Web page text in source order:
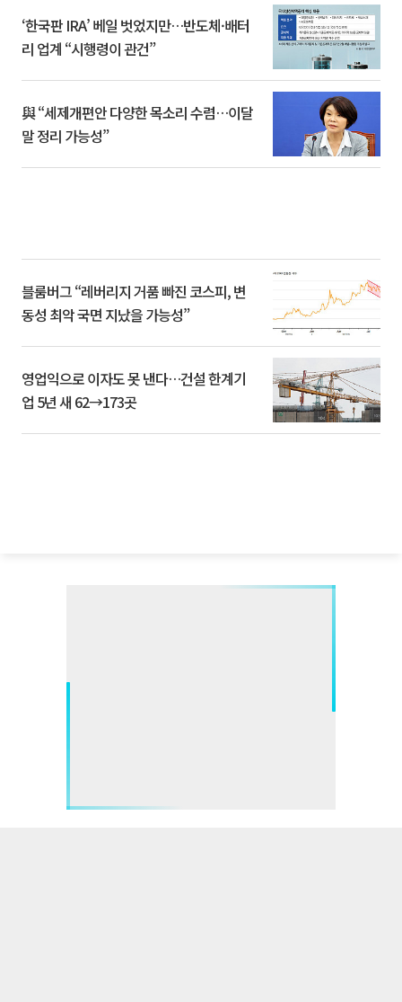
‘한국판 IRA’ 베일 벗었지만…반도체·배터
리 업계 “시행령이 관건”
與 “세제개편안 다양한 목소리 수렴…이달
말 정리 가능성”
블룸버그 “레버리지 거품 빠진 코스피, 변
동성 최악 국면 지났을 가능성”
영업익으로 이자도 못 낸다…건설 한계기
업 5년 새 62→173곳